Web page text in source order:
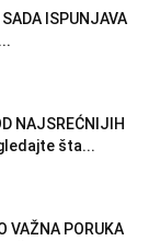
ISPUNJAVA
NAJSREĆNIJIH
šta...
VAŽNA PORUKA